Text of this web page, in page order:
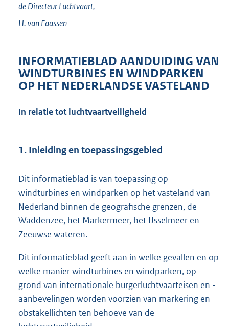
de Directeur Luchtvaart,
H. vanFaassen
INFORMATIEBLAD AANDUIDING VAN
WINDTURBINES EN WINDPARKEN
OP HET NEDERLANDSE VASTELAND
In relatie tot luchtvaartveiligheid
1. Inleiding en toepassingsgebied
Dit informatieblad is van toepassing op
windturbines en windparken op het vasteland van
Nederland binnen de geografische grenzen, de
Waddenzee, het Markermeer, het IJsselmeer en
Zeeuwse wateren.
Dit informatieblad geeft aan in welke gevallen en op
welke manier windturbines en windparken, op
grond van internationale burgerluchtvaarteisen en -
aanbevelingen worden voorzien van markering en
obstakellichten ten behoeve van de